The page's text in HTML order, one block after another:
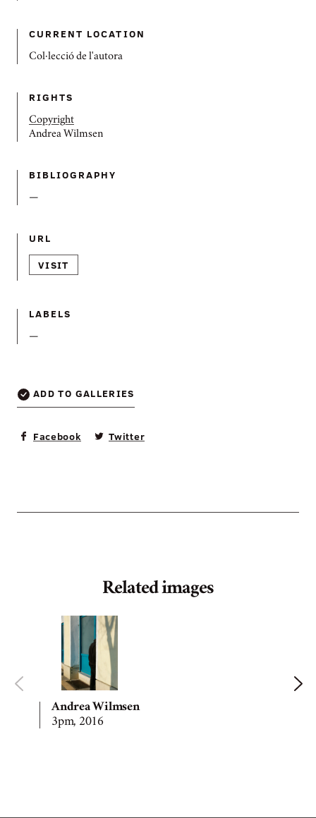
CURRENT LOCATION
Col·lecció de l'autora
RIGHTS
Copyright
Andrea Wilmsen
BIBLIOGRAPHY
—
URL
VISIT
LABELS
—
ADD TO GALLERIES
Facebook Twitter
Related images
Andrea Wilmsen
3pm, 2016